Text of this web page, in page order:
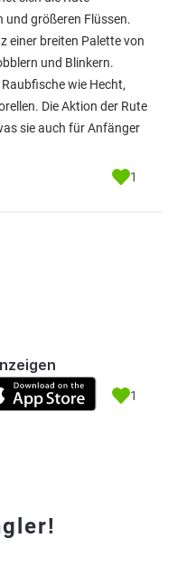
und größeren Flüssen.
einer breiten Palette von
und Blinkern.
wie Hecht,
Die Aktion der Rute
sie auch für Anfänger
1
1